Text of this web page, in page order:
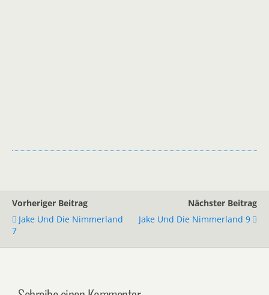
Vorheriger Beitrag
Jake Und Die Nimmerland
7
Nächster Beitrag
Jake Und Die Nimmerland 9